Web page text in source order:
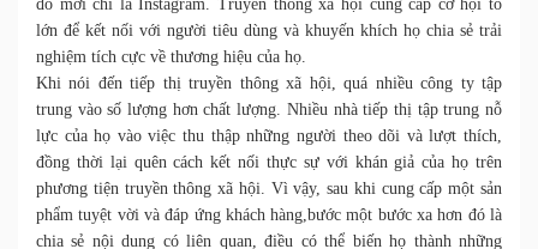
đó mới chỉ là Instagram. Truyền thông xã hội cung cấp cơ hội to
lớn để kết nối với người tiêu dùng và khuyến khích họ chia sẻ trải
nghiệm tích cực về thương hiệu của họ.
Khi nói đến tiếp thị truyền thông xã hội, quá nhiều công ty tập
trung vào số lượng hơn chất lượng. Nhiều nhà tiếp thị tập trung nỗ
lực của họ vào việc thu thập những người theo dõi và lượt thích,
đồng thời lại quên cách kết nối thực sự với khán giả của họ trên
phương tiện truyền thông xã hội. Vì vậy, sau khi cung cấp một sản
phẩm tuyệt vời và đáp ứng khách hàng,bước một bước xa hơn đó là
chia sẻ nội dung có liên quan, điều có thể biến họ thành những